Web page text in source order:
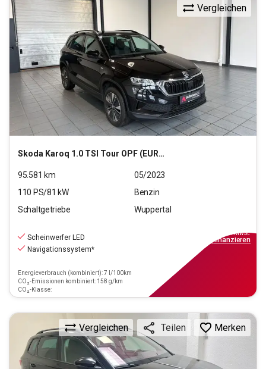
Skoda Karoq 1.0 TSI Tour OPF (EURO 6d)
Vergleichen
95.581 km
05/2023
110 PS/81 kW
Benzin
Schaltgetriebe
Wuppertal
Scheinwerfer LED
Navigationssystem*
Energieverbrauch (kombiniert): 7 l/100km
CO₂-Emissionen kombiniert: 158 g/km
CO₂-Klasse:
inkl.MwSt.
finanzieren
Vergleichen Teilen Merken